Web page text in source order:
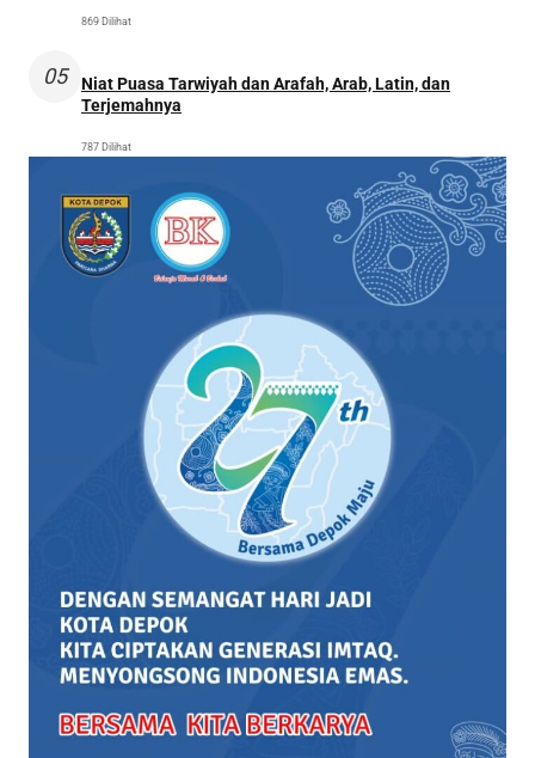
869 Dilihat
05
Niat Puasa Tarwiyah dan Arafah, Arab, Latin, dan
Terjemahnya
787 Dilihat